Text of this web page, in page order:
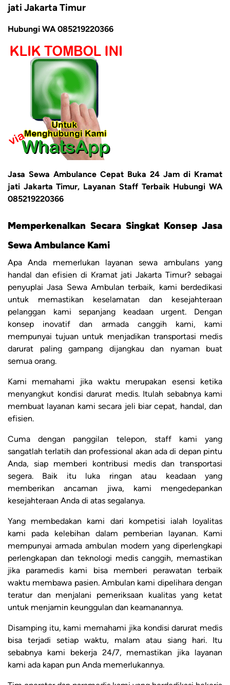
jati Jakarta Timur
Hubungi WA 085219220366
Jasa Sewa Ambulance Cepat Buka 24 Jam di Kramat
jati Jakarta Timur, Layanan Staff Terbaik Hubungi WA
085219220366
Memperkenalkan Secara Singkat Konsep Jasa
Sewa Ambulance Kami
Apa Anda memerlukan layanan sewa ambulans yang
handal dan efisien di Kramat jati Jakarta Timur? sebagai
penyuplai Jasa Sewa Ambulan terbaik, kami berdedikasi
untuk memastikan keselamatan dan kesejahteraan
pelanggan kami sepanjang keadaan urgent. Dengan
konsep inovatif dan armada canggih kami, kami
mempunyai tujuan untuk menjadikan transportasi medis
darurat paling gampang dijangkau dan nyaman buat
semua orang.
Kami memahami jika waktu merupakan esensi ketika
menyangkut kondisi darurat medis. Itulah sebabnya kami
membuat layanan kami secara jeli biar cepat, handal, dan
efisien.
Cuma dengan panggilan telepon, staff kami yang
sangatlah terlatih dan professional akan ada di depan pintu
Anda, siap memberi kontribusi medis dan transportasi
segera. Baik itu luka ringan atau keadaan yang
memberikan ancaman jiwa, kami mengedepankan
kesejahteraan Anda di atas segalanya.
Yang membedakan kami dari kompetisi ialah loyalitas
kami pada kelebihan dalam pemberian layanan. Kami
mempunyai armada ambulan modern yang diperlengkapi
perlengkapan dan teknologi medis canggih, memastikan
jika paramedis kami bisa memberi perawatan terbaik
waktu membawa pasien. Ambulan kami dipelihara dengan
teratur dan menjalani pemeriksaan kualitas yang ketat
untuk menjamin keunggulan dan keamanannya.
Disamping itu, kami memahami jika kondisi darurat medis
bisa terjadi setiap waktu, malam atau siang hari. Itu
sebabnya kami bekerja 24/7, memastikan jika layanan
kami ada kapan pun Anda memerlukannya.